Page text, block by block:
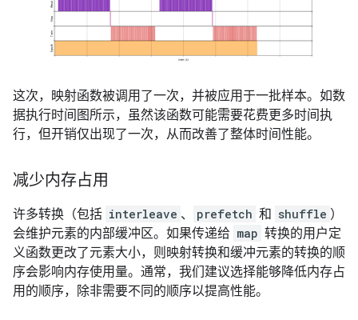
这次，映射函数被调用了一次，并被应用于一批样本。如数
据执行时间图所示，虽然该函数可能需要花费更多时间执
行，但开销仅出现了一次，从而改善了整体时间性能。
减少内存占用
许多转换（包括 interleave 、 prefetch 和 shuffle ）
会维护元素的内部缓冲区。如果传递给 map 转换的用户定
义函数更改了元素大小，则映射转换和缓冲元素的转换的顺
序会影响内存使用量。通常，我们建议选择能够降低内存占
用的顺序，除非需要不同的顺序以提高性能。